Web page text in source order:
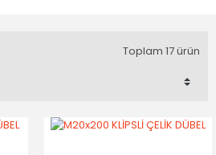
Toplam 17 ürün